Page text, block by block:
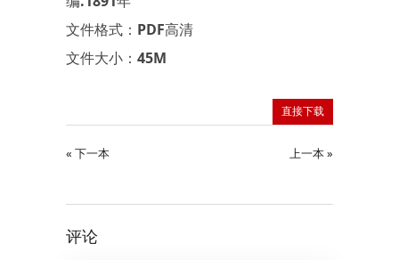
文件格式：PDF高清
文件大小：45M
直接下载
« 下一本 上一本 »
评论